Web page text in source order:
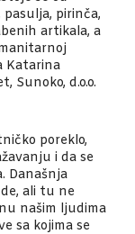
pirinča,
artikala, a
Katarina
Sunoko, d.o.o.
poreklo,
i da se
Današnja
ali tu ne
našim ljudima
sa kojima se